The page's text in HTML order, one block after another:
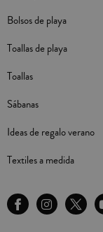
Bolsos de playa
Toallas de playa
Toallas
Sábanas
Ideas de regalo verano
Textiles a medida